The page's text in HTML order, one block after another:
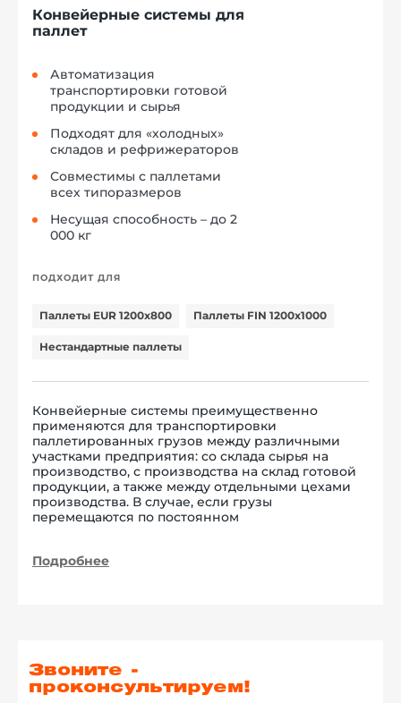
Конвейерные системы для
паллет
Автоматизация
транспортировки готовой
продукции и сырья
Подходят для «холодных»
складов и рефрижераторов
Совместимы с паллетами
всех типоразмеров
Несущая способность – до 2
000 кг
ПОДХОДИТ ДЛЯ
Паллеты EUR 1200x800 Паллеты FIN 1200x1000
Нестандартные паллеты
Конвейерные системы преимущественно
применяются для транспортировки
паллетированных грузов между различными
участками предприятия: со склада сырья на
производство, с производства на склад готовой
продукции, а также между отдельными цехами
производства. В случае, если грузы
перемещаются по постоянном
Подробнее
Звоните -
проконсультируем!